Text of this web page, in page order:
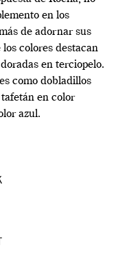
en los
de adornar sus
colores destacan
en terciopelo.
como dobladillos
en color
azul.